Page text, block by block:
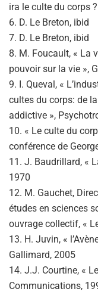
ira le culte du corps
6. D. Le Breton, ibid
7. D. Le Breton, ibid
8. M. Foucault, « La
pouvoir sur la vie »,
9. I. Queval, «
cultes du corps: de
addictive »,
10. « Le culte du
conférence de
11. J. Baudrillard, «
1970
12. M. Gauchet,
études en sciences
ouvrage collectif, «
13. H. Juvin, «
Gallimard, 2005
14. J.J. Courtine, «
Communications,